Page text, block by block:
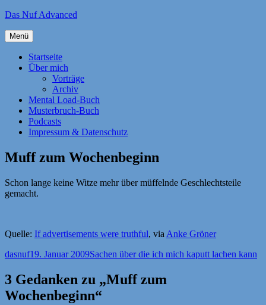
Zum
springen
Das Nuf Advanced
Menü
Startseite
Über mich
Vorträge
Archiv
Mental Load-Buch
Musterbruch-Buch
Podcasts
Impressum & Datenschutz
Muff zum Wochenbeginn
Schon lange keine Witze mehr über müffelnde Geschlechtsteile
gemacht.
Quelle: If advertisements were truthful, via Anke Gröner
Autor
dasnufVeröffentlicht
19. Januar 2009Kategorien
Sachen über die ich mich kaputt lachen kann
3 Gedanken zu „Muff zum
Wochenbeginn“